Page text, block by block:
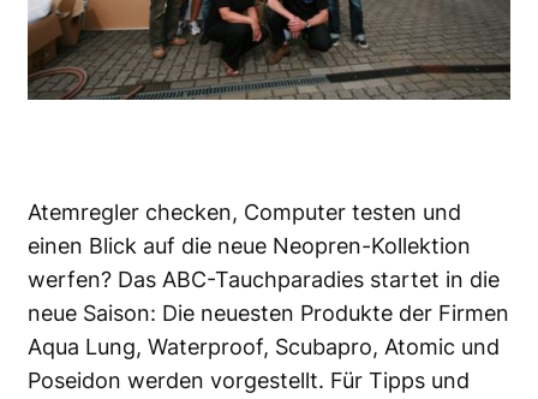
Atemregler checken, Computer testen und
einen Blick auf die neue Neopren-Kollektion
werfen? Das ABC-Tauchparadies startet in die
neue Saison: Die neuesten Produkte der Firmen
Aqua Lung, Waterproof, Scubapro, Atomic und
Poseidon werden vorgestellt. Für Tipps und